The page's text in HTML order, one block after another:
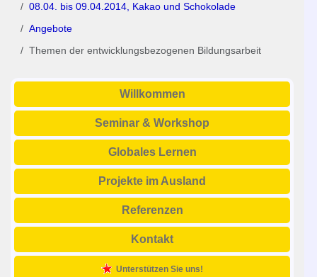
08.04. bis 09.04.2014, Kakao und Schokolade
Angebote
Themen der entwicklungsbezogenen Bildungsarbeit
Willkommen
Seminar & Workshop
Globales Lernen
Projekte im Ausland
Referenzen
Kontakt
Unterstützen Sie uns!